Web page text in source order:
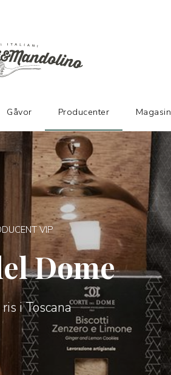
VIP
Dome
i Toscana
Gåvor Producenter Magasin